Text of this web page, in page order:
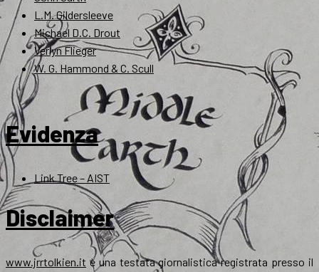
L.M. Gildersleeve
Michael D.C. Drout
Verlyn Flieger
W. G. Hammond & C. Scull
Evidenza
Link Tree – AIST
Disclaimer
www.jrrtolkien.it è una testata giornalistica registrata presso il